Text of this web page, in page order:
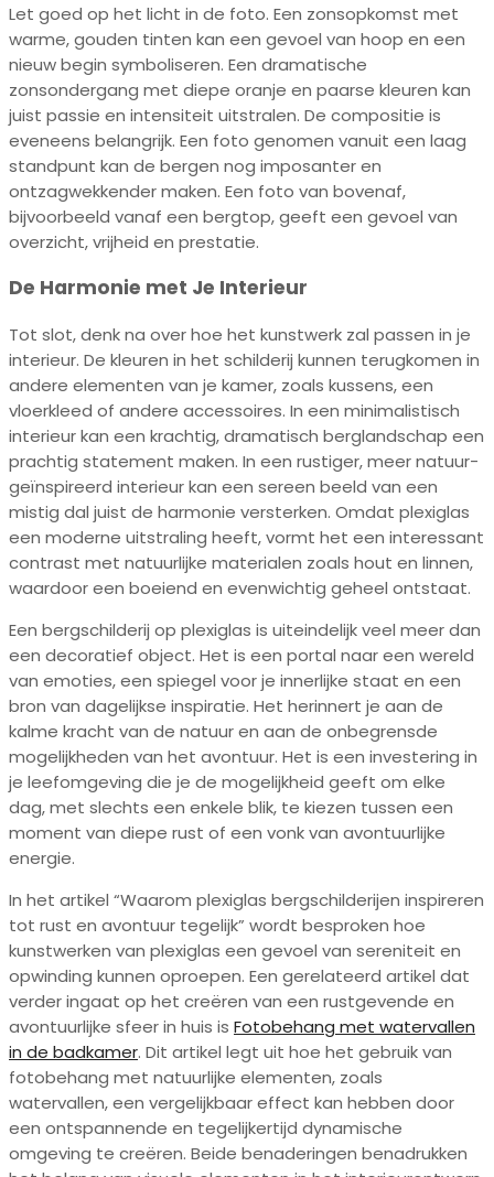
Let goed op het licht in de foto. Een zonsopkomst met
warme, gouden tinten kan een gevoel van hoop en een
nieuw begin symboliseren. Een dramatische
zonsondergang met diepe oranje en paarse kleuren kan
juist passie en intensiteit uitstralen. De compositie is
eveneens belangrijk. Een foto genomen vanuit een laag
standpunt kan de bergen nog imposanter en
ontzagwekkender maken. Een foto van bovenaf,
bijvoorbeeld vanaf een bergtop, geeft een gevoel van
overzicht, vrijheid en prestatie.
De Harmonie met Je Interieur
Tot slot, denk na over hoe het kunstwerk zal passen in je
interieur. De kleuren in het schilderij kunnen terugkomen in
andere elementen van je kamer, zoals kussens, een
vloerkleed of andere accessoires. In een minimalistisch
interieur kan een krachtig, dramatisch berglandschap een
prachtig statement maken. In een rustiger, meer natuur-
geïnspireerd interieur kan een sereen beeld van een
mistig dal juist de harmonie versterken. Omdat plexiglas
een moderne uitstraling heeft, vormt het een interessant
contrast met natuurlijke materialen zoals hout en linnen,
waardoor een boeiend en evenwichtig geheel ontstaat.
Een bergschilderij op plexiglas is uiteindelijk veel meer dan
een decoratief object. Het is een portal naar een wereld
van emoties, een spiegel voor je innerlijke staat en een
bron van dagelijkse inspiratie. Het herinnert je aan de
kalme kracht van de natuur en aan de onbegrensde
mogelijkheden van het avontuur. Het is een investering in
je leefomgeving die je de mogelijkheid geeft om elke
dag, met slechts een enkele blik, te kiezen tussen een
moment van diepe rust of een vonk van avontuurlijke
energie.
In het artikel “Waarom plexiglas bergschilderijen inspireren
tot rust en avontuur tegelijk” wordt besproken hoe
kunstwerken van plexiglas een gevoel van sereniteit en
opwinding kunnen oproepen. Een gerelateerd artikel dat
verder ingaat op het creëren van een rustgevende en
avontuurlijke sfeer in huis is Fotobehang met watervallen
in de badkamer. Dit artikel legt uit hoe het gebruik van
fotobehang met natuurlijke elementen, zoals
watervallen, een vergelijkbaar effect kan hebben door
een ontspannende en tegelijkertijd dynamische
omgeving te creëren. Beide benaderingen benadrukken